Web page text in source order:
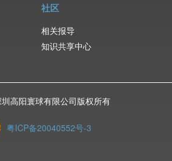
社区
相关报导
知识共享中心
高阳寰球有限公司版权所有
粤ICP备20040552号-3